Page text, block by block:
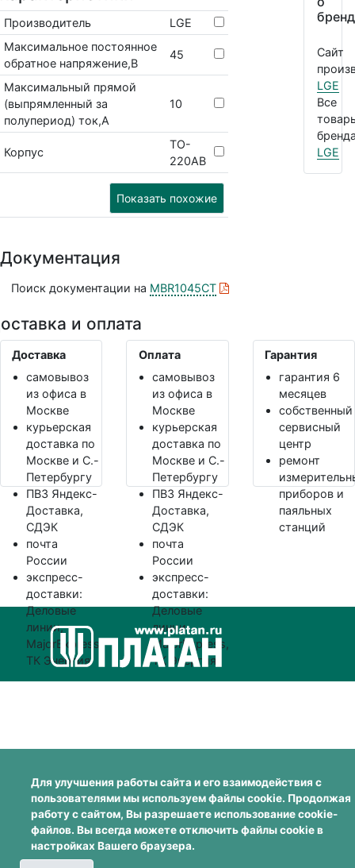
Производитель
LGE
Максимальное постоянное
обратное напряжение,В
45
Максимальный прямой
(выпрямленный за
полупериод) ток,А
10
Корпус
TO-
220AB
Показать похожие
Сайт
LGE
Все
LGE
Документация
Поиск документации на MBR1045CT
и оплата
Доставка
самовывоз
из офиса в
Москве
курьерская
доставка по
Москве и С.-
Петербургу
ПВЗ Яндекс-
Доставка,
СДЭК
почта
России
экспресс-
доставки:
Деловые
линии,
MajorExpress,
ТК Энергия
Оплата
самовывоз
из офиса в
Москве
курьерская
доставка по
Москве и С.-
Петербургу
ПВЗ Яндекс-
Доставка,
СДЭК
почта
России
экспресс-
доставки:
Деловые
линии,
MajorExpress,
ТК Энергия
Гарантия
гарантия 6
месяцев
собственный
сервисный
центр
ремонт
приборов и
паяльных
станций
Для улучшения работы сайта и его взаимодействия с
пользователями мы используем файлы cookie. Продолжая
работу с сайтом, Вы разрешаете использование cookie-
файлов. Вы всегда можете отключить файлы cookie в
настройках Вашего браузера.